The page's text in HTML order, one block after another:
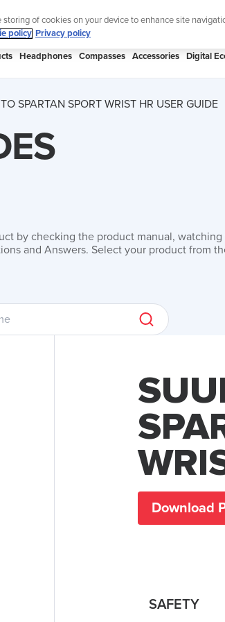
Lightweight sports
Headphones Compasses Accessories Digital
SPARTAN SPORT WRIST HR USER GUIDE
by checking the product manual, watching
and Answers. Select your product from
Download
SAFETY
storing of cookies on your device to enhance site
policy Privacy policy